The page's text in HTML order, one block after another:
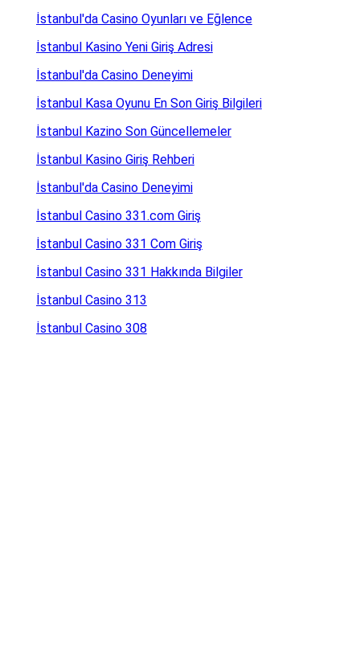
İstanbul'da Casino Oyunları ve Eğlence
İstanbul Kasino Yeni Giriş Adresi
İstanbul'da Casino Deneyimi
İstanbul Kasa Oyunu En Son Giriş Bilgileri
İstanbul Kazino Son Güncellemeler
İstanbul Kasino Giriş Rehberi
İstanbul'da Casino Deneyimi
İstanbul Casino 331.com Giriş
İstanbul Casino 331 Com Giriş
İstanbul Casino 331 Hakkında Bilgiler
İstanbul Casino 313
İstanbul Casino 308